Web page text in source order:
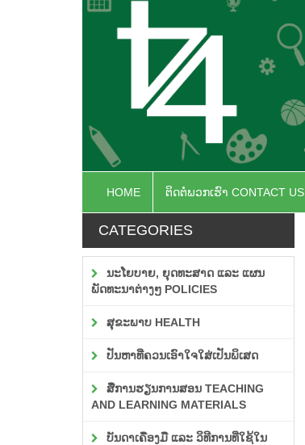
HOME ຕິດຕໍ່ພວກເຮົາ CONTACT US
CATEGORIES
ນະໂຍບາຍ, ຍຸດທະສາດ ແລະ ແຜນ
ພັດທະນາຕ່າງໆ POLICIES
ສຸຂະພາບ HEALTH
ປັນຫາທີ່ຄວນເອົາໃຈໃສ່ເປັນພິເສດ
ສື່ການຮຽນການສອນ TEACHING
AND LEARNING MATERIALS
ບັນດາເຄື່ອງມື ແລະ ວິທີການທີ່ໃຊ້ໃນ